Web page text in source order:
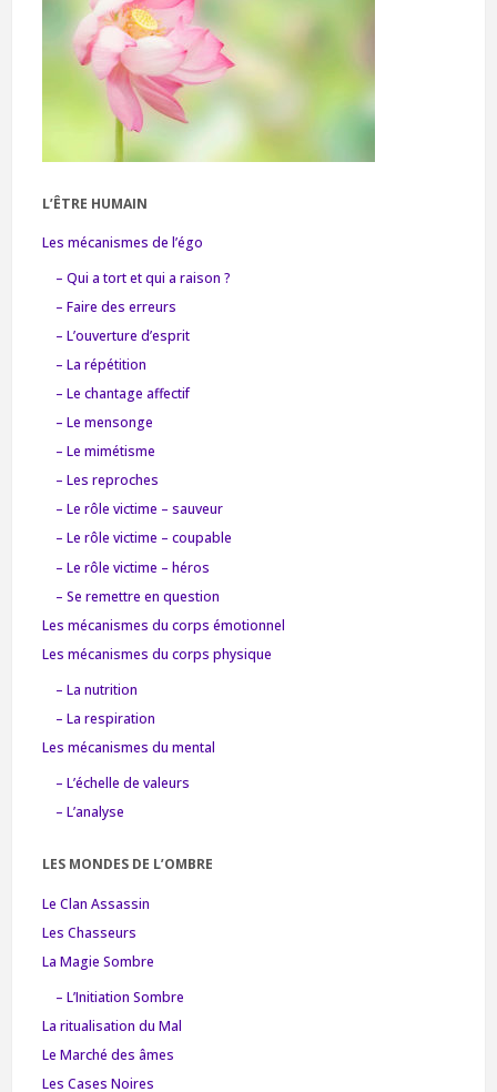
L’ÊTRE HUMAIN
Les mécanismes de l’égo
– Qui a tort et qui a raison ?
– Faire des erreurs
– L’ouverture d’esprit
– La répétition
– Le chantage affectif
– Le mensonge
– Le mimétisme
– Les reproches
– Le rôle victime – sauveur
– Le rôle victime – coupable
– Le rôle victime – héros
– Se remettre en question
Les mécanismes du corps émotionnel
Les mécanismes du corps physique
– La nutrition
– La respiration
Les mécanismes du mental
– L’échelle de valeurs
– L’analyse
LES MONDES DE L’OMBRE
Le Clan Assassin
Les Chasseurs
La Magie Sombre
– L’Initiation Sombre
La ritualisation du Mal
Le Marché des âmes
Les Cases Noires